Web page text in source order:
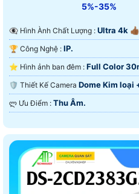
5%-35%
👁️‍🗨 Hình Ành Chất Lượng : Ultra 4k
🏆 Công Nghệ : IP.
⭐ Hình ảnh ban đêm : Full Color
🛡 Thiết Kế Camera Dome Kim loại
️ლ Ưu Điểm : Thu Âm.